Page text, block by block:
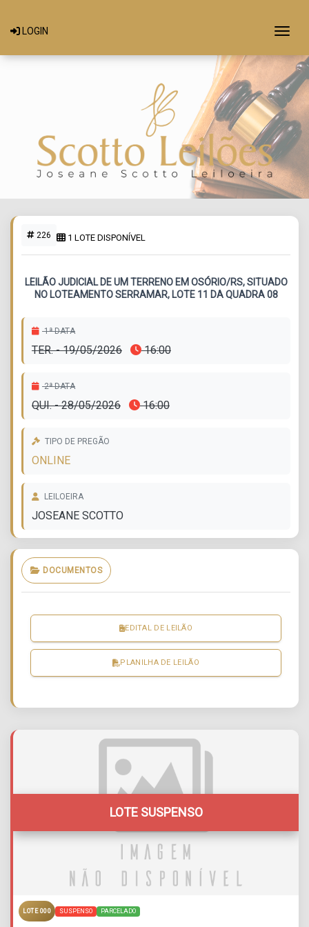
LOGIN
226 1 LOTE DISPONÍVEL
LEILÃO JUDICIAL DE UM TERRENO EM OSÓRIO/RS, SITUADO
NO LOTEAMENTO SERRAMAR, LOTE 11 DA QUADRA 08
1ª DATA
TER. - 19/05/2026 16:00
2ª DATA
QUI. - 28/05/2026 16:00
TIPO DE PREGÃO
ONLINE
LEILOEIRA
JOSEANE SCOTTO
DOCUMENTOS
EDITAL DE LEILÃO
PLANILHA DE LEILÃO
LOTE SUSPENSO
LOTE 000 SUSPENSO PARCELADO